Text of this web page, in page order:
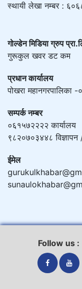
स्थायी लेखा नम्बर :
गोल्डेन मिडिया ग्रुप
गुरूकुल खवर डट कम
प्रधान कार्यालय
पोखरा महानगरपालिका
सम्पर्क नम्बर
०६१५७२२२२ कार्यालय
९८२०७०३४४८
ईमेल
Follow us :